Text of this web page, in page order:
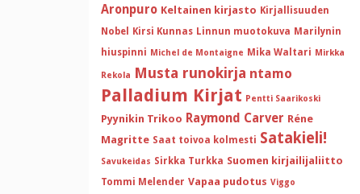
Aronpuro Keltainen kirjasto Kirjallisuuden
Nobel
Kirsi Kunnas Linnun muotokuva Marilynin
hiuspinni Michel de Montaigne Mika Waltari Mirkka
Rekola Musta runokirja ntamo
Palladium Kirjat Pentti Saarikoski
Pyynikin Trikoo Raymond Carver Réne
Magritte Saat toivoa kolmesti Satakieli!
Savukeidas Sirkka Turkka Suomen kirjailijaliitto
Tommi Melender Vapaa pudotus Viggo